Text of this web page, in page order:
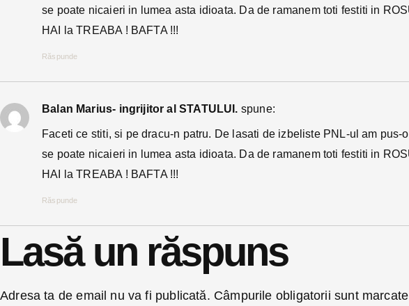
se poate nicaieri in lumea asta idioata. Da de ramanem toti festiti in
HAI la TREABA ! BAFTA !!!
Răspunde
Balan Marius- ingrijitor al STATULUI. spune:
Faceti ce stiti, si pe dracu-n patru. De lasati de izbeliste PNL-ul am pus-
se poate nicaieri in lumea asta idioata. Da de ramanem toti festiti in
HAI la TREABA ! BAFTA !!!
Răspunde
Lasă un răspuns
Adresa ta de email nu va fi publicată. Câmpurile obligatorii sunt